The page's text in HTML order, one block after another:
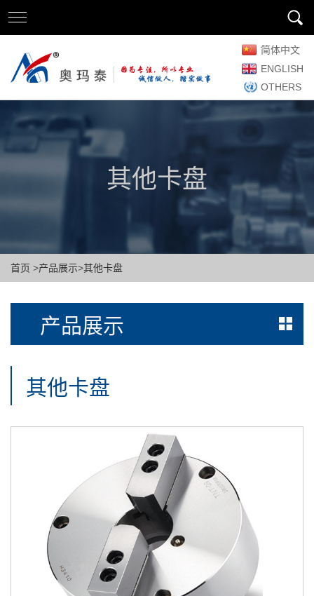
简体中文
ENGLISH
OTHERS
其他卡盘
首页 >产品展示>其他卡盘
产品展示
其他卡盘